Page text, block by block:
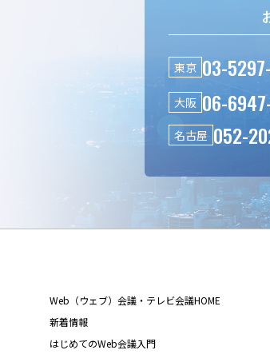
東京 03-
大阪 06-
名古屋 052-
Web（ウェブ）会議・テレビ会議HOME
新着情報
はじめてのWeb会議入門